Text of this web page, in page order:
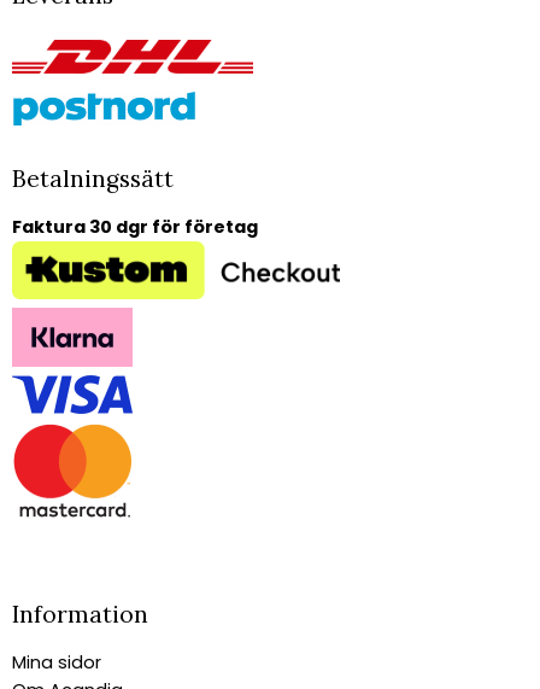
Betalningssätt
Faktura 30 dgr för företag
Information
Mina sidor